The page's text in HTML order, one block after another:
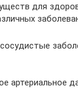
для
артериальное